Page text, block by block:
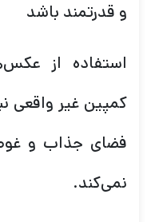
و قدرتمند باشد
استفاده از
کمپین غیر واقعی
فضای جذاب و
نمی‌کند.